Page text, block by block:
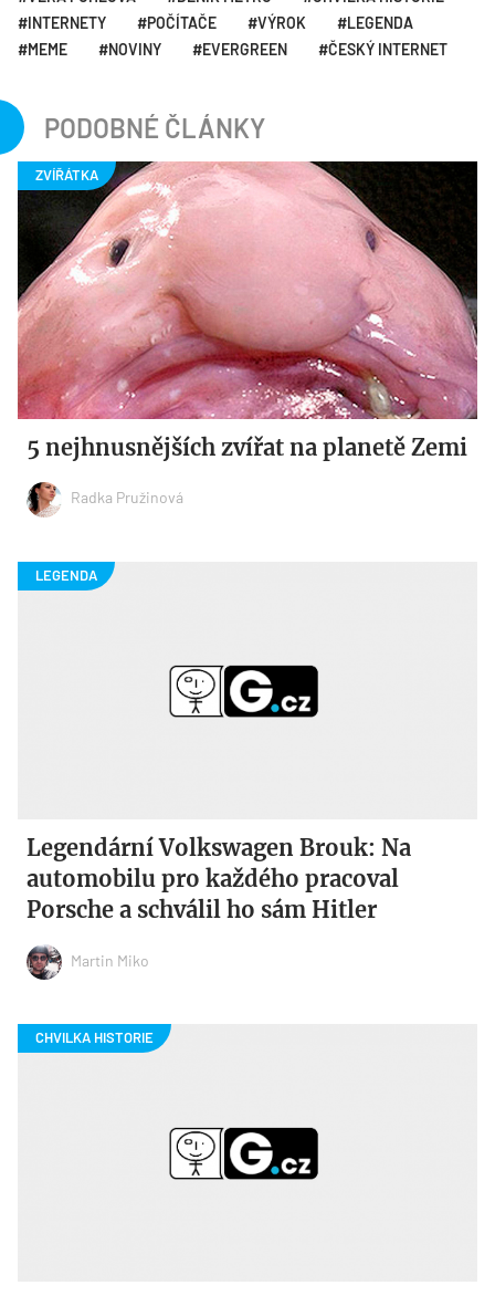
INTERNETY
POČÍTAČE VÝROK
LEGENDA
MEME
NOVINY EVERGREEN ČESKÝ INTERNET
PODOBNÉ ČLÁNKY
5 nejhnusnějších zvířat na planetě Zemi
Radka Pružinová
Legendární Volkswagen Brouk: Na
automobilu pro každého pracoval
Porsche a schválil ho sám Hitler
Martin Miko